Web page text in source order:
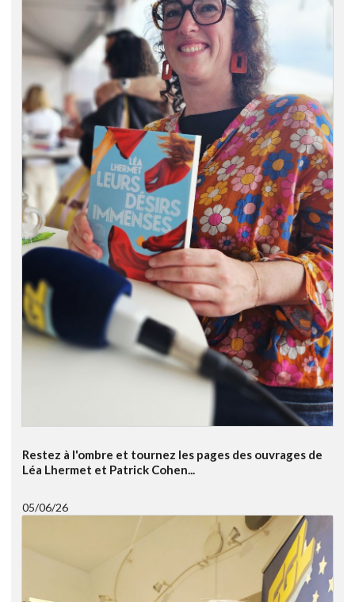
Restez à l'ombre et tournez les pages des ouvrages de
Léa Lhermet et Patrick Cohen...
05/06/26